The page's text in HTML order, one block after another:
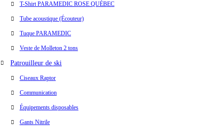
T-Shirt PARAMEDIC ROSE QUÉBEC
Tube acoustique (Écouteur)
Tuque PARAMEDIC
Veste de Molleton 2 tons
Patrouilleur de ski
Ciseaux Raptor
Communication
Équipements disposables
Gants Nitrile